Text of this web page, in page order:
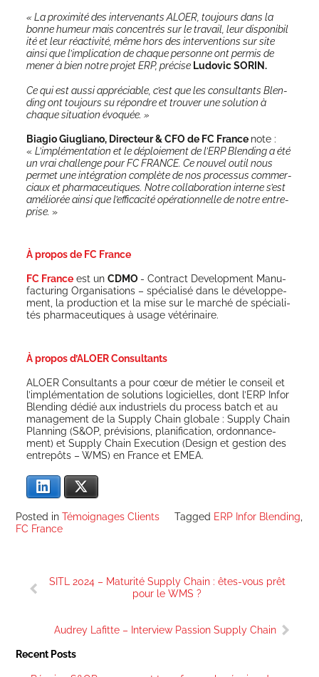
« La proxi­mi­té des inter­ve­nants ALOER, tou­jours dans la
bonne humeur mais concen­trés sur le tra­vail, leur dis­po­ni­bi­l
i­té et leur réac­ti­vi­té, même hors des inter­ven­tions sur site
ain­si que l’implication de chaque per­sonne ont per­mis de
mener à bien notre pro­jet ERP, pré­cise Ludo­vic SORIN.
Ce qui estaus­siappré­ciable, c’est que les consul­tants Blen­
ding ont tou­jours su répondre et trou­ver une solu­tion à
chaque situa­tion évoquée. »
Bia­gio Giu­glia­no, Direc­teur & CFO de FC France note :
« L’implémentation et le déploie­ment de l’ERP Blen­ding a été
un vrai chal­lenge pour FC FRANCE. Ce nou­vel outil nous
per­met une inté­gra­tion com­plète de nos pro­ces­sus com­mer­
ciaux et phar­ma­ceu­tiques. Notre col­la­bo­ra­tion interne s’est
amé­lio­rée ain­si que l’efficacité opé­ra­tion­nelle de notre entre­
prise. »
À propos de FC France
FC Franceest un CDMO - Contract Deve­lop­ment Manu­
fac­tu­ring Orga­ni­sa­tions – spé­cia­li­sé dans le déve­lop­pe­
ment, la pro­duc­tion et la mise sur le mar­ché de spé­cia­li­
tés phar­ma­ceu­tiques à usage vétérinaire.
À propos d’ALOER Consultants
ALOER Consul­tants a pour cœur de métier le conseil et
l’im­plé­men­ta­tion de solu­tions logi­cielles, dont l’ERP Infor
Blen­ding dédié aux indus­triels du pro­cess batch et au
mana­ge­ment de la Sup­ply Chain glo­bale : Sup­ply Chain
Plan­ning (S&OP, pré­vi­sions, pla­ni­fi­ca­tion, ordon­nan­ce­
ment) et Sup­ply Chain Exe­cu­tion (Desi­gn et ges­tion des
entre­pôts – WMS) en France et EMEA.
Lin­ke­dIn
Posted in Témoignages Clients Tagged ERP Infor Blending
FC France
de
SITL 2024 – Maturité Supply Chain : êtes-vous prêt
pour le WMS ?
Audrey Lafitte – Interview Passion Supply Chain
Recent Posts